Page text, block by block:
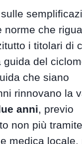
norme che
i titolari di
guida del
che siano
rinnovano la
anni, previo
non più
medica locale,